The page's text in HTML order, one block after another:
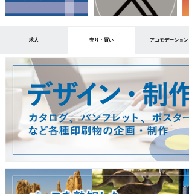
求人 売り・買い アコモデーション